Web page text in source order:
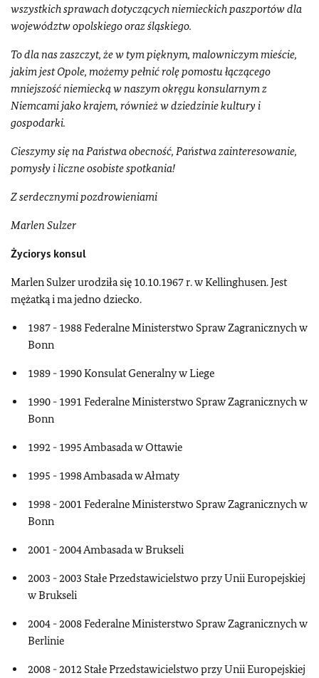
wszystkich sprawach dotyczących niemieckich paszportów dla
województw opolskiego oraz śląskiego.
To dla nas zaszczyt, że w tym pięknym, malowniczym mieście,
jakim jest Opole, możemy pełnić rolę pomostu łączącego
mniejszość niemiecką w naszym okręgu konsularnym z
Niemcami jako krajem, również w dziedzinie kultury i
gospodarki.
Cieszymy się na Państwa obecność, Państwa zainteresowanie,
pomysły i liczne osobiste spotkania!
Z serdecznymi pozdrowieniami
Marlen Sulzer
Życiorys konsul
Marlen Sulzer urodziła się 10.10.1967 r. w Kellinghusen. Jest
mężatką i ma jedno dziecko.
1987 - 1988 Federalne Ministerstwo Spraw Zagranicznych w
Bonn
1989 - 1990 Konsulat Generalny w Liege
1990 - 1991 Federalne Ministerstwo Spraw Zagranicznych w
Bonn
1992 - 1995 Ambasada w Ottawie
1995 - 1998 Ambasada w Ałmaty
1998 - 2001 Federalne Ministerstwo Spraw Zagranicznych w
Bonn
2001 - 2004 Ambasada w Brukseli
2003 - 2003 Stałe Przedstawicielstwo przy Unii Europejskiej
w Brukseli
2004 - 2008 Federalne Ministerstwo Spraw Zagranicznych w
Berlinie
2008 - 2012 Stałe Przedstawicielstwo przy Unii Europejskiej